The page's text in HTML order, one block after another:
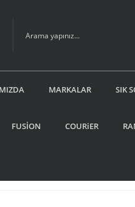
MARKALAR SIK
FUSİON COURiER